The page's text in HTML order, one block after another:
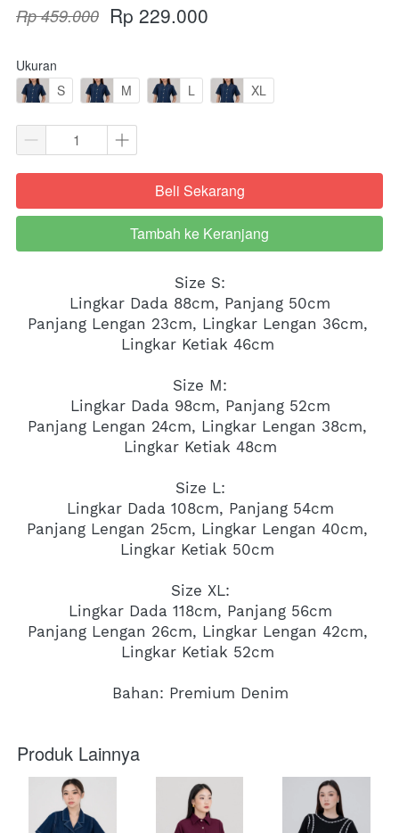
Rp 459.000 Rp 229.000
Ukuran
S
M L XL
`Beli Sekarang
`
Tambah ke Keranjang
Size S:
Lingkar Dada 88cm, Panjang 50cm
Panjang Lengan 23cm, Lingkar Lengan 36cm,
Lingkar Ketiak 46cm
Size M:
Lingkar Dada 98cm, Panjang 52cm
Panjang Lengan 24cm, Lingkar Lengan 38cm,
Lingkar Ketiak 48cm
Size L:
Lingkar Dada 108cm, Panjang 54cm
Panjang Lengan 25cm, Lingkar Lengan 40cm,
Lingkar Ketiak 50cm
Size XL:
Lingkar Dada 118cm, Panjang 56cm
Panjang Lengan 26cm, Lingkar Lengan 42cm,
Lingkar Ketiak 52cm
Bahan: Premium Denim
Produk Lainnya